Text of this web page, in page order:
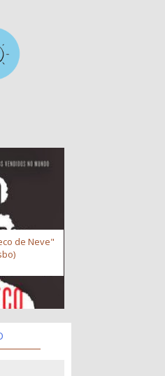
de Neve"